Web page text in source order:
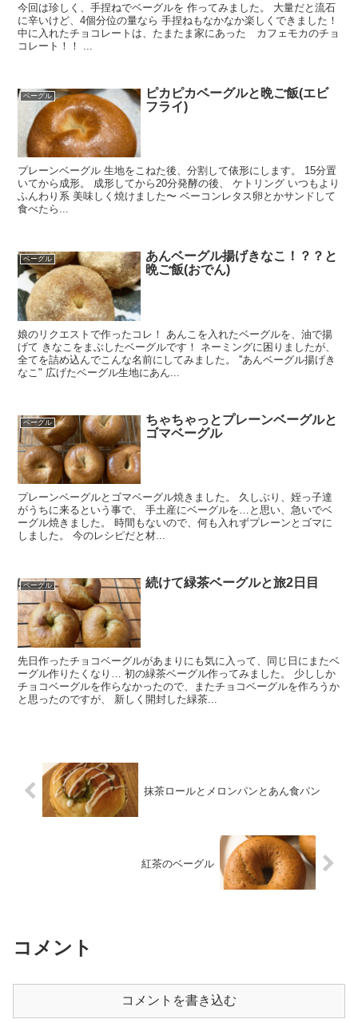
今回は珍しく、手捏ねでベーグルを 作ってみました。 大量だと流石
に辛いけど、4個分位の量なら 手捏ねもなかなか楽しくできました！
中に入れたチョコレートは、たまたま家にあった カフェモカのチョ
コレート！！ ...
ベーグル
ピカピカベーグルと晩ご飯(エビ
フライ)
プレーンベーグル 生地をこねた後、分割して俵形にします。 15分置
いてから成形。 成形してから20分発酵の後、 ケトリング いつもより
ふんわり系 美味しく焼けました〜 ベーコンレタス卵とかサンドして
食べたら...
ベーグル
あんベーグル揚げきなこ！？？と
晩ご飯(おでん)
娘のリクエストで作ったコレ！ あんこを入れたベーグルを、油で揚
げて きなこをまぶしたベーグルです！ ネーミングに困りましたが、
全てを詰め込んでこんな名前にしてみました。 ''あんベーグル揚げき
なこ" 広げたベーグル生地にあん...
ベーグル
ちゃちゃっとプレーンベーグルと
ゴマベーグル
プレーンベーグルとゴマベーグル焼きました。 久しぶり、姪っ子達
がうちに来るという事で、 手土産にベーグルを…と思い、急いでベ
ーグル焼きました。 時間もないので、何も入れずプレーンとゴマに
しました。 今のレシピだと材...
ベーグル 続けて緑茶ベーグルと旅2日目
先日作ったチョコベーグルがあまりにも気に入って、同じ日にまたベ
ーグル作りたくなり… 初の緑茶ベーグル作ってみました。 少ししか
チョコベーグルを作らなかったので、またチョコベーグルを作ろうか
と思ったのですが、 新しく開封した緑茶...
抹茶ロールとメロンパンとあん食パン
紅茶のベーグル
コメント
コメントを書き込む